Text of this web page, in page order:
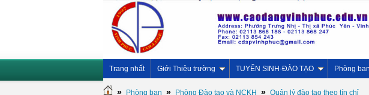
Trang nhất Giới Thiệu trường TUYỂN SINH-ĐÀO TẠO Phòng ban
» Phòng ban » Phòng Đào tạo và NCKH » Quản lý đào tạo theo tín chỉ